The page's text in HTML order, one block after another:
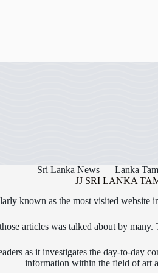
Sri Lanka News Lanka
JJ SRI LANKA
known as the most visited website
articles was talked about by
as it investigates the day-to-day
information within the field of art